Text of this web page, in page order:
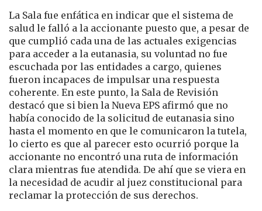
La Sala fue enfática en indicar que el sistema de
salud le falló a la accionante puesto que, a pesar de
que cumplió cada una de las actuales exigencias
para acceder a la eutanasia, su voluntad no fue
escuchada por las entidades a cargo, quienes
fueron incapaces de impulsar una respuesta
coherente. En este punto, la Sala de Revisión
destacó que si bien la Nueva EPS afirmó que no
había conocido de la solicitud de eutanasia sino
hasta el momento en que le comunicaron la tutela,
lo cierto es que al parecer esto ocurrió porque la
accionante no encontró una ruta de información
clara mientras fue atendida. De ahí que se viera en
la necesidad de acudir al juez constitucional para
reclamar la protección de sus derechos.